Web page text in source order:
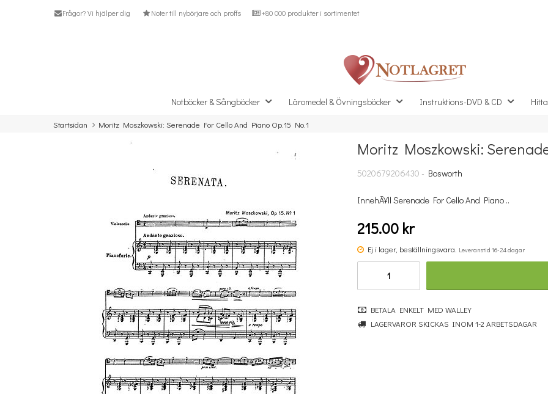
Frågor? Vi hjälper dig Noter till nybörjare och proffs +80 000 produkter i sortimentet
Notböcker & Sångböcker Läromedel & Övningsböcker Instruktions-DVD & CD
Startsidan Moritz Moszkowski: Serenade For Cello And Piano Op.15 No.1
Missa inte detta...
Moritz Moszkowski:
5020679206430 - Bosworth
InnehÃ¥ll Serenade For Cello And Piano ..
215.00 kr
Ej i lager, beställningsvara. Leveranstid 16-24 dagar
BETALA ENKELT MED WALLEY
LAGERVAROR SKICKAS INOM 1-2 ARBETSDAGAR